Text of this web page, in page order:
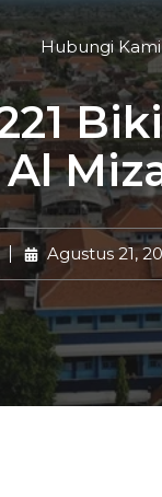
Hubungi Kami
Agustus 21,